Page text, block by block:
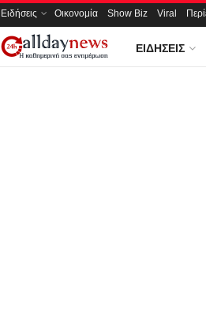
Ειδήσεις Οικονομία Show Biz Viral
ΕΙΔΉΣΕΙΣ